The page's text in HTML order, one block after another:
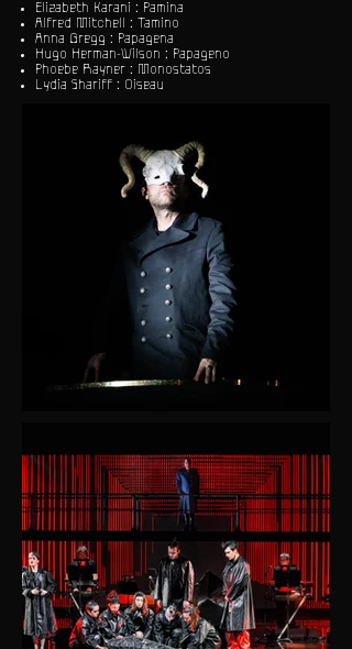
Elizabeth Karani : Pamina
Alfred Mitchell : Tamino
Anna Gregg : Papagena
Hugo Herman-Wilson : Papageno
Phoebe Rayner : Monostatos
Lydia Shariff : Oiseau